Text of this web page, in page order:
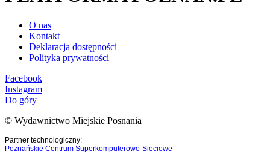
O nas
Kontakt
Deklaracja dostępności
Polityka prywatności
Facebook
Instagram
Do góry
© Wydawnictwo Miejskie Posnania
Partner technologiczny:
Poznańskie Centrum Superkomputerowo-Sieciowe